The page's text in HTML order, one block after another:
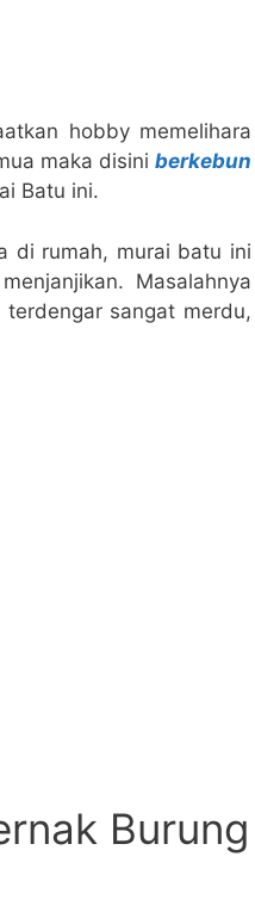
hobby memelihara
maka disini berkebun
Batu ini.
di rumah, murai batu ini
Masalahnya
sangat merdu,
Burung